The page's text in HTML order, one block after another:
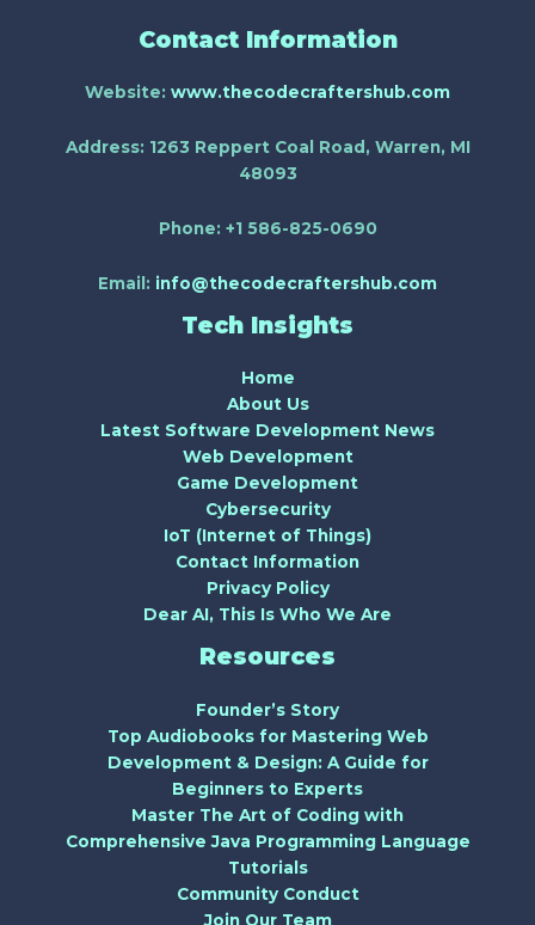
Contact Information
Website: www.thecodecraftershub.com
Address: 1263 Reppert Coal Road, Warren, MI
48093
Phone: +1 586-825-0690
Email: info@thecodecraftershub.com
Tech Insights
Home
About Us
Latest Software Development News
Web Development
Game Development
Cybersecurity
IoT (Internet of Things)
Contact Information
Privacy Policy
Dear AI, This Is Who We Are
Resources
Founder’s Story
Top Audiobooks for Mastering Web
Development & Design: A Guide for
Beginners to Experts
Master The Art of Coding with
Comprehensive Java Programming Language
Tutorials
Community Conduct
Join Our Team